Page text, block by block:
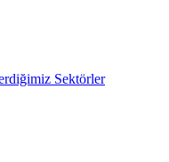
Sektörler